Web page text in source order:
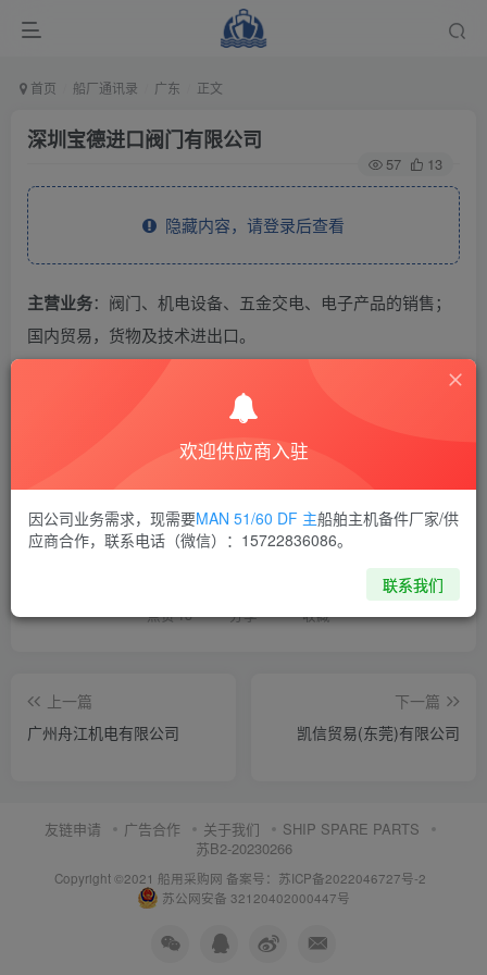
首页 船厂通讯录 广东 正文
深圳宝德进口阀门有限公司
57 13
隐藏内容，请登录后查看
主营业务：阀门、机电设备、五金交电、电子产品的销售；
国内贸易，货物及技术进出口。
THE END
广东
喜欢就支持一下吧
点赞13 分享 收藏
上一篇
广州舟江机电有限公司
下一篇
凯信贸易(东莞)有限公司
友链申请 广告合作 关于我们
SHIP SPARE PARTS
苏B2-20230266
Copyright ©2021 船用采购网 备案号：苏ICP备2022046727号-2
苏公网安备 32120402000447号
欢迎供应商入驻
因公司业务需求，现需要MAN 51/60 DF 主船舶主机备件厂家/供
应商合作，联系电话（微信）：15722836086。
联系我们